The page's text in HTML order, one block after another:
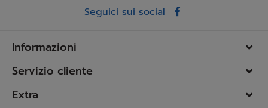
Seguici sui social
Informazioni
Servizio cliente
Extra